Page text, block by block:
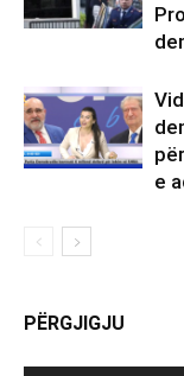
e
PËRGJIGJU